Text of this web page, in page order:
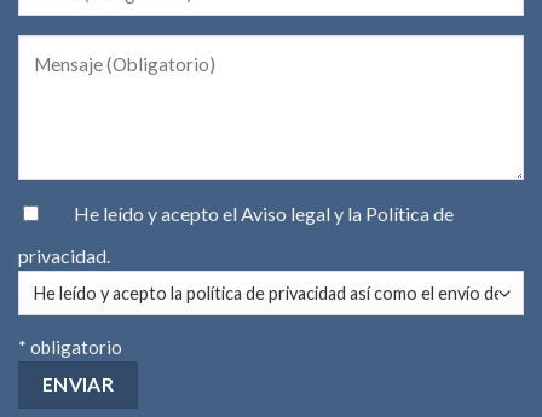
He leído y acepto elAviso legaly la Política de
privacidad.
* obligatorio